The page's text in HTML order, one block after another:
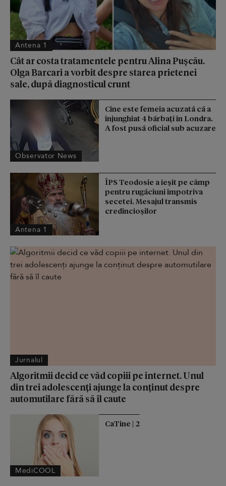
Antena 1
Cât ar costa tratamentele pentru Alina Pușcău.
Olga Barcari a vorbit despre starea prietenei
sale, după diagnosticul crunt
Observator News
Cine este femeia acuzată că a
înjunghiat 4 bărbați în Londra.
A fost pusă oficial sub acuzare
Antena 1
ÎPS Teodosie a ieșit pe câmp
pentru rugăciuni împotriva
secetei. Mesajul transmis
credincioșilor
Jurnalul
Algoritmii decid ce văd copiii pe internet. Unul
din trei adolescenți ajunge la conținut despre
automutilare fără să îl caute
MediCOOL
CaTine | 2